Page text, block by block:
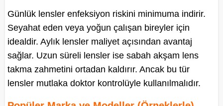
Günlük lensler enfeksiyon riskini minimuma indirir.
Seyahat eden veya yoğun çalışan bireyler için
idealdir. Aylık lensler maliyet açısından avantaj
sağlar. Uzun süreli lensler ise sabah akşam lens
takma zahmetini ortadan kaldırır. Ancak bu tür
lensler mutlaka doktor kontrolüyle kullanılmalıdır.